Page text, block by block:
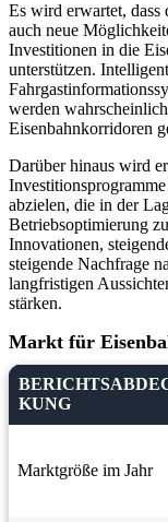
Es wird erwartet, dass
auch neue
Investitionen in die
unterstützen.
werden
Eisenbahnkorridoren
Darüber hinaus wird
abzielen, die in der
Betriebsoptimierung
Innovationen,
steigende Nachfrage
langfristigen
stärken.
Markt für
KUNG
Marktgröße im Jahr